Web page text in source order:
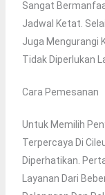
Sangat
Jadwal Ketat.
Juga Mengurangi
Tidak Diperlukan
Cara Pemesanan
Untuk Memilih
Terpercaya Di
Diperhatikan.
Layanan Dari